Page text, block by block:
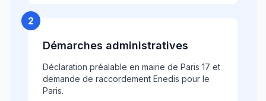
2
Démarches administratives
Déclaration préalable en mairie de Paris 17 et
demande de raccordement Enedis pour le
Paris.